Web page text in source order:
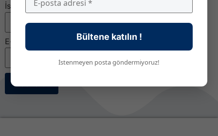
İsim
E-posta
Abone Ol
Bültene katılın !
İstenmeyen posta göndermiyoruz!